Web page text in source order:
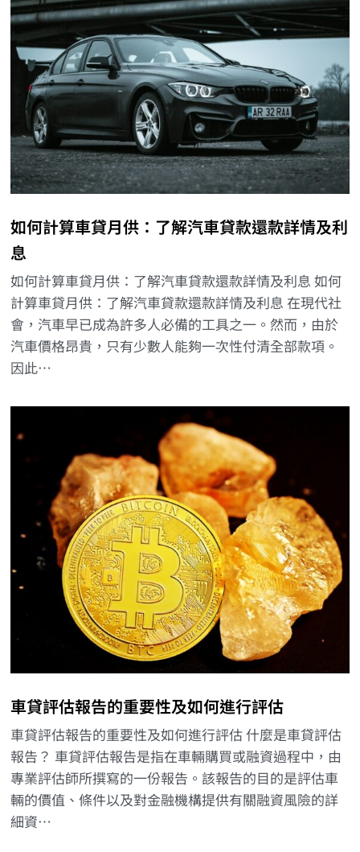
如何計算車貸月供：了解汽車貸款還款詳情及利
息
如何計算車貸月供：了解汽車貸款還款詳情及利息 如何
計算車貸月供：了解汽車貸款還款詳情及利息 在現代社
會，汽車早已成為許多人必備的工具之一。然而，由於
汽車價格昂貴，只有少數人能夠一次性付清全部款項。
因此…
車貸評估報告的重要性及如何進行評估
車貸評估報告的重要性及如何進行評估 什麼是車貸評估
報告？ 車貸評估報告是指在車輛購買或融資過程中，由
專業評估師所撰寫的一份報告。該報告的目的是評估車
輛的價值、條件以及對金融機構提供有關融資風險的詳
細資…